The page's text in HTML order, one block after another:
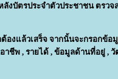
ลังบัตรประจำตัวประชาชน ตร
องแล้วเสร็จ จากนั้นจะกรอกข้
าชีพ , รายได้ , ข้อมูลด้านที่อยู่ ,